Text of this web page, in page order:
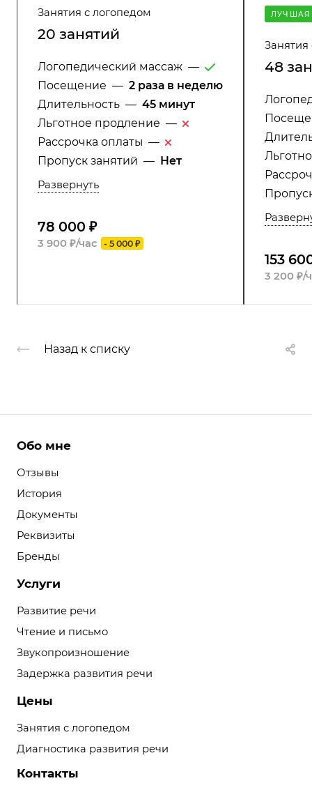
Занятия с логопедом
20 занятий
Логопедический массаж —
Посещение — 2 раза в неделю
Длительность — 45 минут
Льготное продление —
Рассрочка оплаты —
Пропуск занятий — Нет
Развернуть
78 000 ₽
3 900 ₽/час - 5 000 ₽
ЛУЧШАЯ
Занятия
48
153
3 200 ₽/
Назад к списку
Обо мне
Отзывы
История
Документы
Реквизиты
Бренды
Услуги
Развитие речи
Чтение и письмо
Звукопроизношение
Задержка развития речи
Цены
Занятия с логопедом
Диагностика развития речи
Контакты